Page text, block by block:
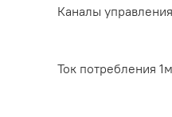
Каналы управления
Ток потребления 1м